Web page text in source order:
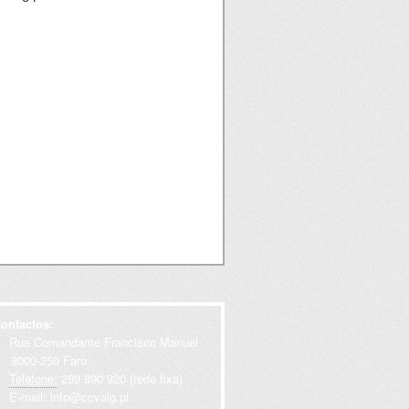
Rua Comandante Francisco Manuel
250 Faro
Telefone: 289 890 920 (rede fixa)
E-mail: info@ccvalg.pt